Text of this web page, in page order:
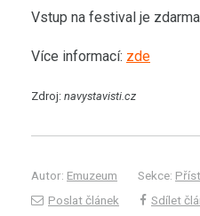
Vstup na festival je
Více informací: zde
Zdroj: navystavisti.cz
Autor: Emuzeum Sekce:
Poslat článek
Sdílet